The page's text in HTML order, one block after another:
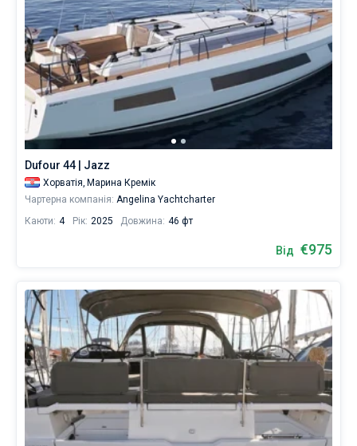
Dufour 44 | Jazz
Хорватія, Марина Кремік
Чартерна компанія: Angelina Yachtcharter
Каюти: 4 Рік: 2025 Довжина: 46 фт
Від €975